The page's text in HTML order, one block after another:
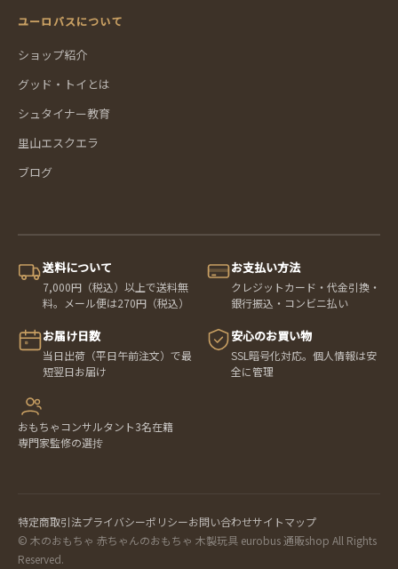
ユーロバスについて
ショップ紹介
グッド・トイとは
シュタイナー教育
里山エスクエラ
ブログ
送料について
7,000円（税込）以上で送料無
料。メール便は270円（税込）
お支払い方法
クレジットカード・代金引換・
銀行振込・コンビニ払い
お届け日数
当日出荷（平日午前注文）で最
短翌日お届け
安心のお買い物
SSL暗号化対応。個人情報は安
全に管理
おもちゃコンサルタント3名在籍
専門家監修の選抟
特定商取引法プライバシーポリシーお問い合わせサイトマップ
© 木のおもちゃ 赤ちゃんのおもちゃ 木製玩具 eurobus 通販shop All Rights
Reserved.